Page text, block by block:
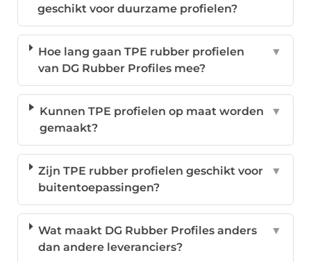
geschikt voor duurzame profielen?
Hoe lang gaan TPE rubber profielen
van DG Rubber Profiles mee?
▼
Kunnen TPE profielen op maat worden
gemaakt?
▼
Zijn TPE rubber profielen geschikt voor
buitentoepassingen?
▼
Wat maakt DG Rubber Profiles anders
dan andere leveranciers?
▼